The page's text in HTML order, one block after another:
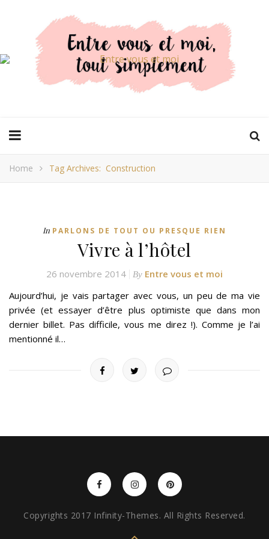
Home Tag Archives: Construction
In PARLONS DE TOUT OU PRESQUE RIEN
Vivre à l’hôtel
26 novembre 2014 By Entre vous et moi
Aujourd’hui, je vais partager avec vous, un peu de ma vie
privée (et essayer d’être plus optimiste que dans mon
dernier billet. Pas difficile, vous me direz !). Comme je l’ai
mentionné il…
Copyrights 2017 Infinity-Themes. All Rights Reserved.